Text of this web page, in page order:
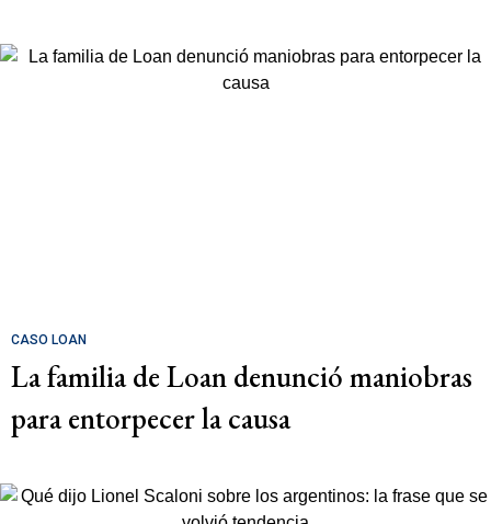
CASO LOAN
La familia de Loan denunció maniobras
para entorpecer la causa